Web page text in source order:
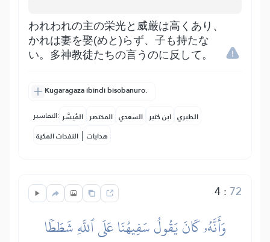
われわれの主の栄光と威厳は高くあり、
かれは妻を娶(めと)らず、子も持たな
い。多神教徒たちの言うのに反して。
Kugaragaza ibindi bisobanuro.
التفاسير: المُيسَّر المختصر السعدي ابن كثير الطبري
النفحات المكية | هدايات
4: 72
وَأَنَّهُۥ كَانَ يَقُولُ سَفِيهُنَا عَلَى ٱللَّهِ شَطَطٗا